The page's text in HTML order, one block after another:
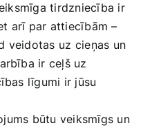
tirdzniecība ir
arī par attiecībām –
veidotas⁢ uz cieņas un
ir ceļš​ uz
līgumi ir jūsu
būtu veiksmīgs ​un⁢